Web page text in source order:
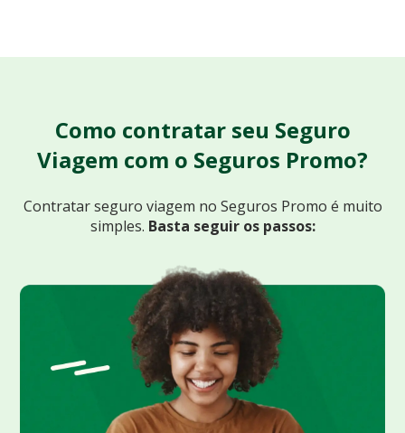
Como contratar seu Seguro
Viagem com o Seguros Promo?
Contratar seguro viagem no Seguros Promo é muito
simples. Basta seguir os passos: